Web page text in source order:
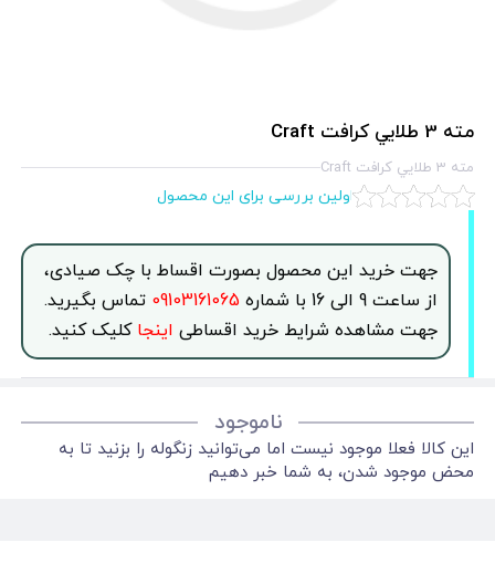
مته 3 طلايي كرافت Craft
مته 3 طلايي كرافت Craft
اولین بررسی برای این محصول
جهت خرید این محصول بصورت اقساط با چک صیادی،
از ساعت 9 الی 16 با شماره
09103161065 تماس بگیرید.
جهت مشاهده شرایط خرید اقساطی اینجاکلیک کنید.
ناموجود
این کالا فعلا موجود نیست اما می‌توانید زنگوله را بزنید تا به
محض موجود شدن، به شما خبر دهیم